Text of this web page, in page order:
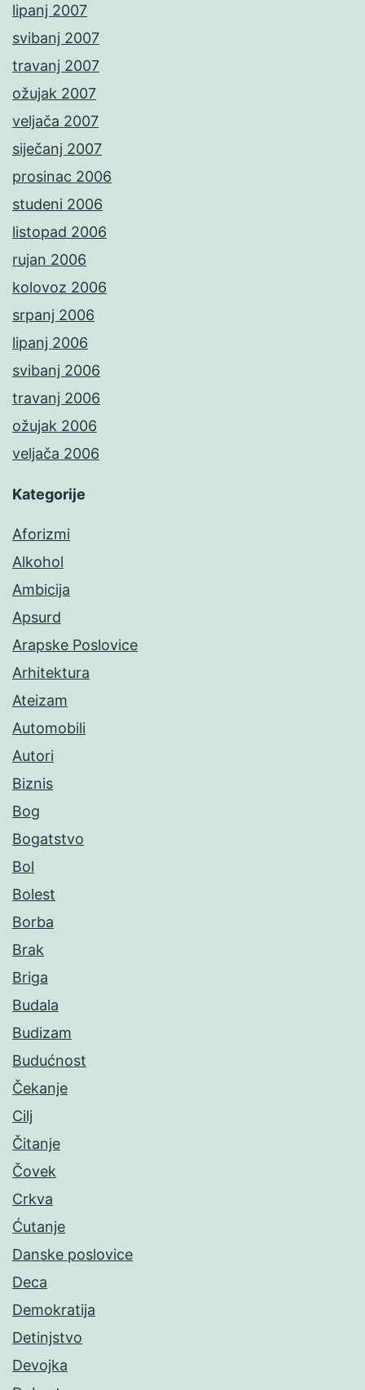
lipanj 2007
svibanj 2007
travanj 2007
ožujak 2007
veljača 2007
siječanj 2007
prosinac 2006
studeni 2006
listopad 2006
rujan 2006
kolovoz 2006
srpanj 2006
lipanj 2006
svibanj 2006
travanj 2006
ožujak 2006
veljača 2006
Kategorije
Aforizmi
Alkohol
Ambicija
Apsurd
Arapske Poslovice
Arhitektura
Ateizam
Automobili
Autori
Biznis
Bog
Bogatstvo
Bol
Bolest
Borba
Brak
Briga
Budala
Budizam
Budućnost
Čekanje
Cilj
Čitanje
Čovek
Crkva
Ćutanje
Danske poslovice
Deca
Demokratija
Detinjstvo
Devojka